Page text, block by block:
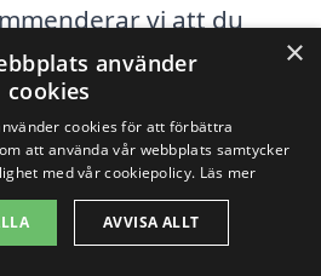
vi att du
företag för att
tjänster. På balkong-
enkelt för dig att hitta
som kan hjälpa dig
Fyll i dina
×
använder
cookies
cookies för att förbättra
att använda vår webbplats samtycker
med vår cookiepolicy. Läs mer
AVVISA ALLT